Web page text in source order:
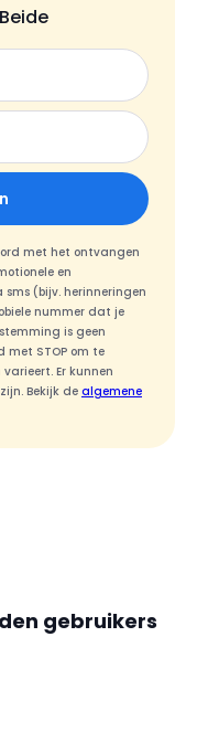
Beide
met het ontvangen
en
(bijv. herinneringen
nummer dat je
is geen
met STOP om te
Er kunnen
Bekijk de algemene
gebruikers